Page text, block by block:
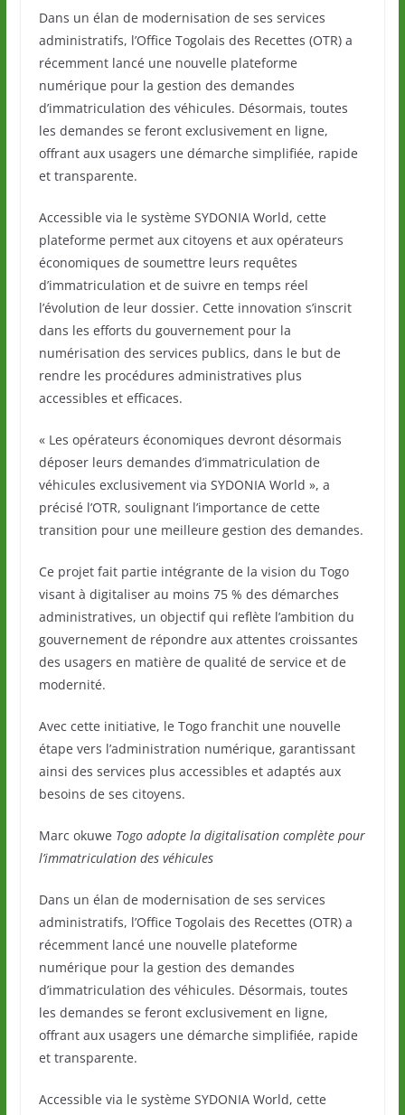
Dans un élan de modernisation de ses services
administratifs, l’Office Togolais des Recettes (OTR) a
récemment lancé une nouvelle plateforme
numérique pour la gestion des demandes
d’immatriculation des véhicules. Désormais, toutes
les demandes se feront exclusivement en ligne,
offrant aux usagers une démarche simplifiée, rapide
et transparente.
Accessible via le système SYDONIA World, cette
plateforme permet aux citoyens et aux opérateurs
économiques de soumettre leurs requêtes
d’immatriculation et de suivre en temps réel
l’évolution de leur dossier. Cette innovation s’inscrit
dans les efforts du gouvernement pour la
numérisation des services publics, dans le but de
rendre les procédures administratives plus
accessibles et efficaces.
« Les opérateurs économiques devront désormais
déposer leurs demandes d’immatriculation de
véhicules exclusivement via SYDONIA World », a
précisé l’OTR, soulignant l’importance de cette
transition pour une meilleure gestion des demandes.
Ce projet fait partie intégrante de la vision du Togo
visant à digitaliser au moins 75 % des démarches
administratives, un objectif qui reflète l’ambition du
gouvernement de répondre aux attentes croissantes
des usagers en matière de qualité de service et de
modernité.
Avec cette initiative, le Togo franchit une nouvelle
étape vers l’administration numérique, garantissant
ainsi des services plus accessibles et adaptés aux
besoins de ses citoyens.
Marc okuwe Togo adopte la digitalisation complète pour
l’immatriculation des véhicules
Dans un élan de modernisation de ses services
administratifs, l’Office Togolais des Recettes (OTR) a
récemment lancé une nouvelle plateforme
numérique pour la gestion des demandes
d’immatriculation des véhicules. Désormais, toutes
les demandes se feront exclusivement en ligne,
offrant aux usagers une démarche simplifiée, rapide
et transparente.
Accessible via le système SYDONIA World, cette